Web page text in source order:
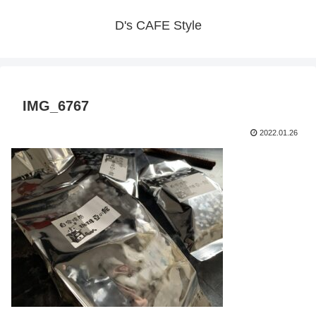
D's CAFE Style
IMG_6767
2022.01.26